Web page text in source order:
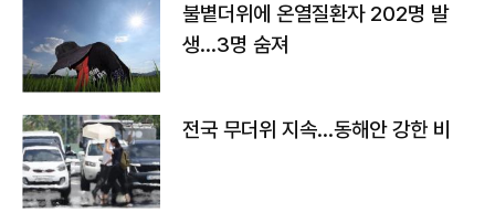
불볕더위에 온열질환자 202명 발
생…3명 숨져
전국 무더위 지속…동해안 강한 비